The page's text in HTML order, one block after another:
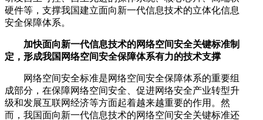
硬件等，支撑我国建立面向新一代信息技术的立体化信息
安全保障体系。
加快面向新一代信息技术的网络空间安全关键标准制
定，形成我国网络空间安全保障体系有力的技术支撑
网络空间安全标准是网络空间安全保障体系的重要组
成部分，在保障网络空间安全、促进网络安全产业转型升
级和发展互联网经济等方面起着越来越重要的作用。然
而，我国面向新一代信息技术的网络空间安全关键标准还